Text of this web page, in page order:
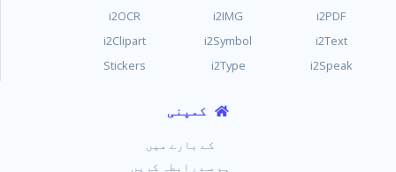
i2PDF
i2IMG
i2OCR
i2Text
i2Symbol
i2Clipart
i2Speak
i2Type
Stickers
کمپنی
کے بارے میں
ہم سے رابطہ کریں